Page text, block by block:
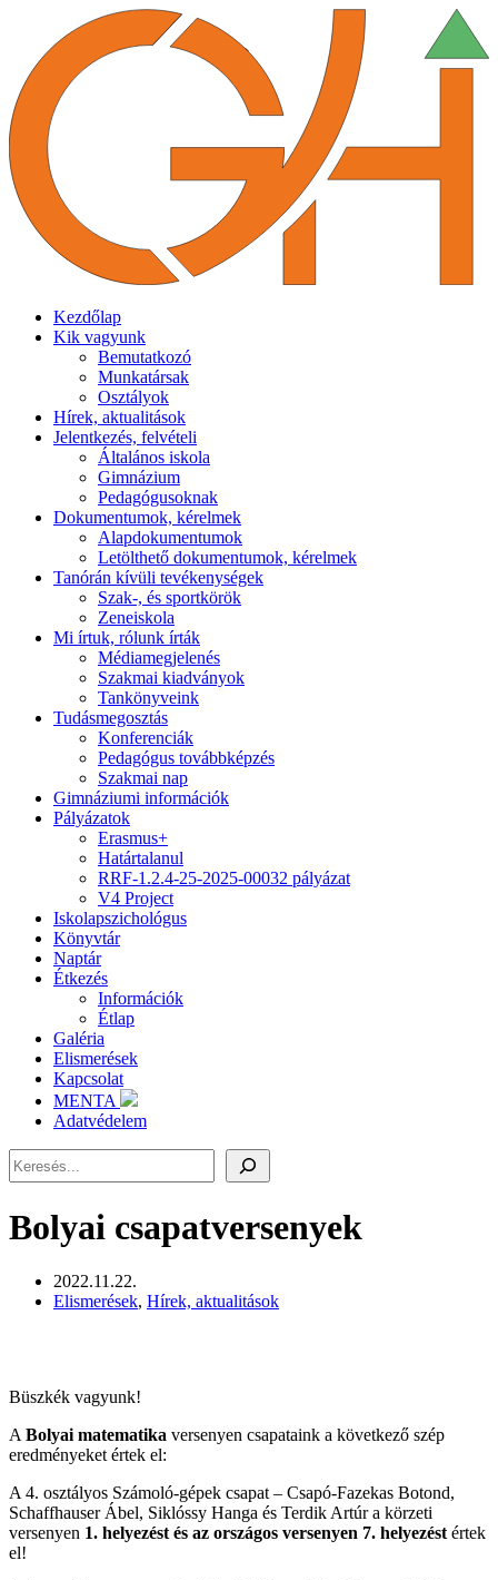
Kezdőlap
Kik vagyunk
Bemutatkozó
Munkatársak
Osztályok
Hírek, aktualitások
Jelentkezés, felvételi
Általános iskola
Gimnázium
Pedagógusoknak
Dokumentumok, kérelmek
Alapdokumentumok
Letölthető dokumentumok, kérelmek
Tanórán kívüli tevékenységek
Szak-, és sportkörök
Zeneiskola
Mi írtuk, rólunk írták
Médiamegjelenés
Szakmai kiadványok
Tankönyveink
Tudásmegosztás
Konferenciák
Pedagógus továbbképzés
Szakmai nap
Gimnáziumi információk
Pályázatok
Erasmus+
Határtalanul
RRF-1.2.4-25-2025-00032 pályázat
V4 Project
Iskolapszichológus
Könyvtár
Naptár
Étkezés
Információk
Étlap
Galéria
Elismerések
Kapcsolat
MENTA
Adatvédelem
Keresés
Bolyai csapatversenyek
2022.11.22.
Elismerések, Hírek, aktualitások
Büszkék vagyunk!
A Bolyai matematika versenyen csapataink a következő szép
eredményeket értek el:
A 4. osztályos Számoló-gépek csapat – Csapó-Fazekas Botond,
Schaffhauser Ábel, Siklóssy Hanga és Terdik Artúr a körzeti
versenyen 1. helyezést és az országos versenyen 7. helyezést értek
el!